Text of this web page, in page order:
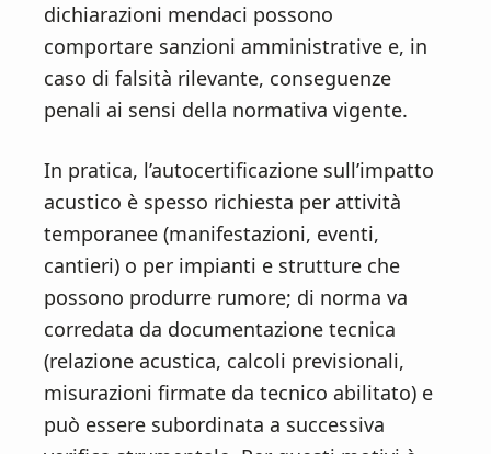
dichiarazioni mendaci possono
comportare sanzioni amministrative e, in
caso di falsità rilevante, conseguenze
penali ai sensi della normativa vigente.
In pratica, l’autocertificazione sull’impatto
acustico è spesso richiesta per attività
temporanee (manifestazioni, eventi,
cantieri) o per impianti e strutture che
possono produrre rumore; di norma va
corredata da documentazione tecnica
(relazione acustica, calcoli previsionali,
misurazioni firmate da tecnico abilitato) e
può essere subordinata a successiva